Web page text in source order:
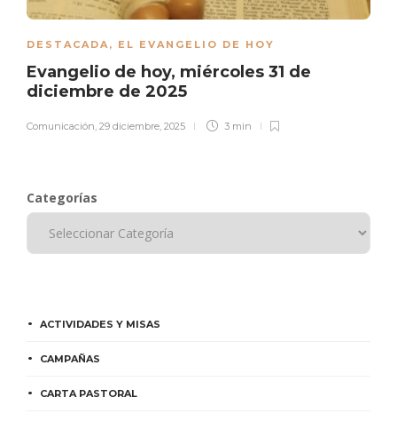
DESTACADA, EL EVANGELIO DE HOY
Evangelio de hoy, miércoles 31 de
diciembre de 2025
Comunicación, 29 diciembre, 2025 3 min
Categorías
ACTIVIDADES Y MISAS
CAMPAÑAS
CARTA PASTORAL